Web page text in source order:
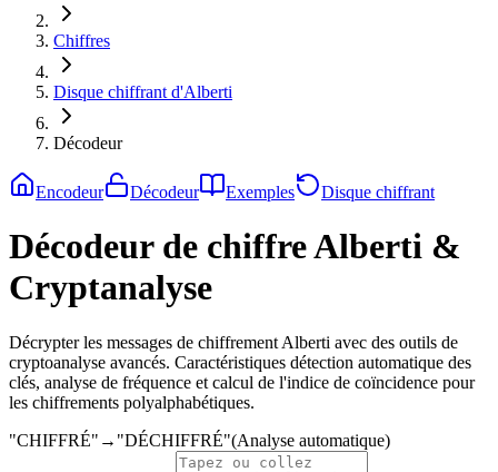
Chiffres
Disque chiffrant d'Alberti
Décodeur
Encodeur Décodeur Exemples Disque chiffrant
Décodeur de chiffre Alberti &
Cryptanalyse
Décrypter les messages de chiffrement Alberti avec des outils de
cryptoanalyse avancés. Caractéristiques détection automatique des
clés, analyse de fréquence et calcul de l'indice de coïncidence pour
les chiffrements polyalphabétiques.
"CHIFFRÉ" → "DÉCHIFFRÉ"(Analyse automatique)